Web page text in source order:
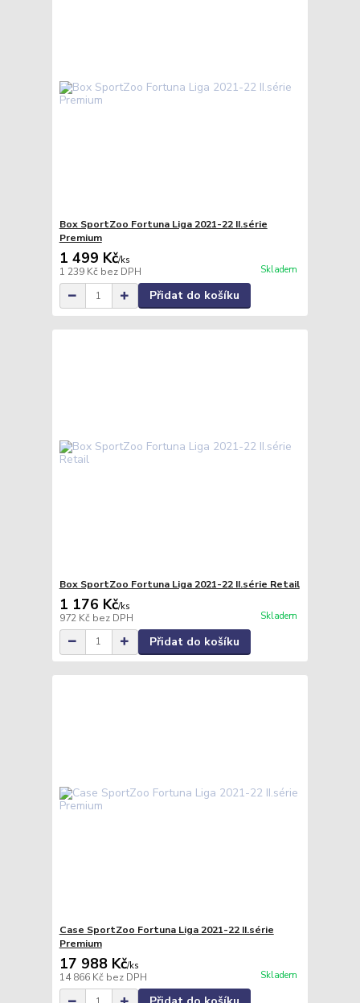
Box SportZoo Fortuna Liga 2021-22 II.série
Premium
1 499 Kč/ks
1 239 Kč bez DPH Skladem
Přidat do košíku
Box SportZoo Fortuna Liga 2021-22 II.série Retail
1 176 Kč/ks
972 Kč bez DPH Skladem
Přidat do košíku
Case SportZoo Fortuna Liga 2021-22 II.série
Premium
17 988 Kč/ks
14 866 Kč bez DPH Skladem